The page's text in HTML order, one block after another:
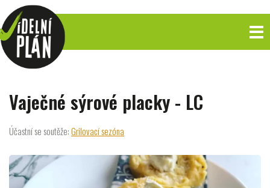
Vaječné sýrové placky - LC
Účastní se soutěže:Grilovací sezóna